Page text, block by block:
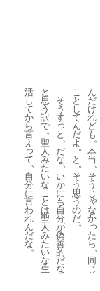
ん
だ
け
れ
ど
も。
本
当、
そ
う
じ
ゃ
な
か
っ
た
ら、
同
じ
こ
と
し
て
ん
だ
よ。
と。
そ
う
思
う
の
だ。
そ
う
す
っ
と、
だ
な、
い
か
に
も
自
分
が
偽
善
的
だ
な
と
思
う
訳
で。
聖
人
み
た
い
な
こ
と
は
聖
人
み
た
い
な
生
活
し
て
か
ら
言
え
っ
て、
自
分
に
言
わ
れ
ん
だ
な。